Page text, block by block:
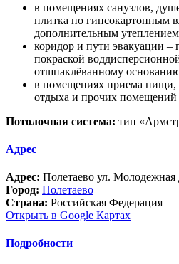
в помещениях санузлов,
плитка по гипсокартонным
дополнительным
коридор и пути эвакуации –
покраской
отшпаклёванному
в помещениях приема пищи,
отдыха и прочих
Потолочная система: тип
Адрес
Адрес: Полетаево ул. Молодежная
Город: Полетаево
Страна: Российская Федерация
Открыть в Google Картах
Подробности